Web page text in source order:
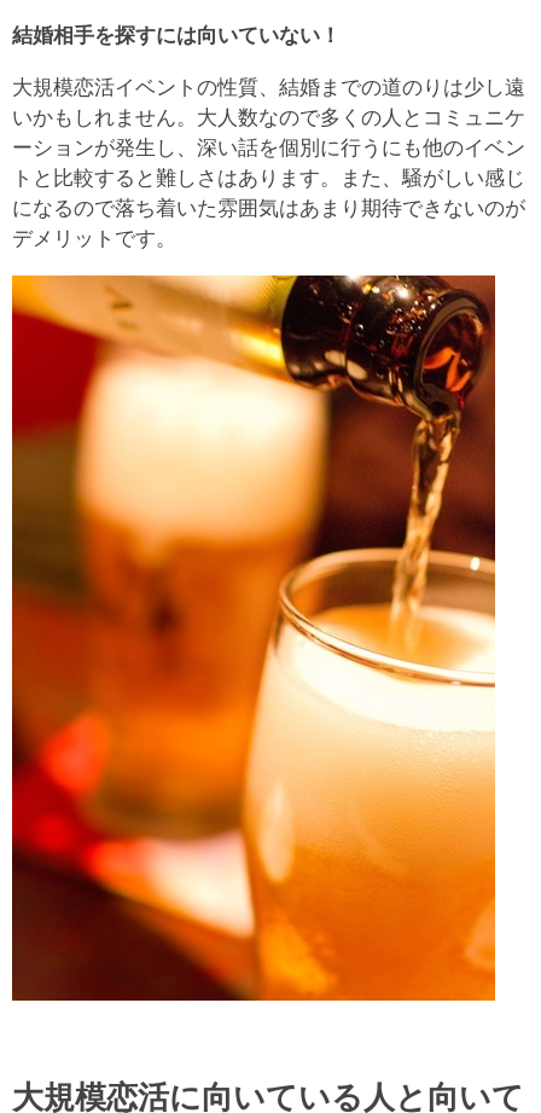
結婚相手を探すには向いていない！
大規模恋活イベントの性質、結婚までの道のりは少し遠
いかもしれません。大人数なので多くの人とコミュニケ
ーションが発生し、深い話を個別に行うにも他のイベン
トと比較すると難しさはあります。また、騒がしい感じ
になるので落ち着いた雰囲気はあまり期待できないのが
デメリットです。
大規模恋活に向いている人と向いて